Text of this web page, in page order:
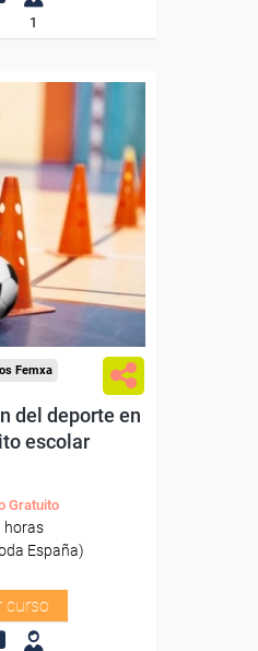
1
100%
Sector
-Educación.
Femxa
del deporte en
escolar
Gratuito
horas
España)
curso